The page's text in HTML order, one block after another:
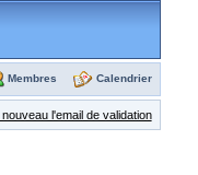
Membres Calendrier
l'email de validation